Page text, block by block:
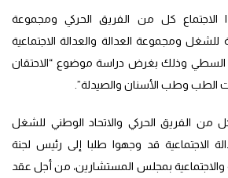
كل من الفريق الحركي ومجموعة
للشغل ومجموعة العدالة والعدالة الاجتماعية
السطي وذلك بغرض دراسة موضوع “الاحتقان
الطب وطب الأسنان والصيدلة”.
الفريق الحركي والاتحاد الوطني للشغل
الاجتماعية قد وجهوا طلبا إلى رئيس لجنة
والاجتماعية بمجلس المستشارين، من أجل عقد